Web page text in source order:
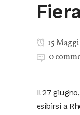
15
0
Il 27
esibirsi a